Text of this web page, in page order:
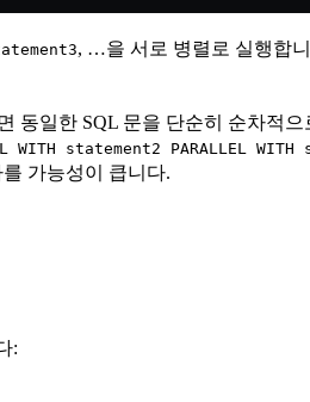
, …을 서로 병렬로 실행합
동일한 SQL 문을 단순히 순차적
WITH statement2 PARALLEL WITH
를 가능성이 큽니다.
: